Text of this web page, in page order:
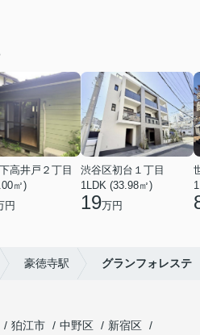
高井戸２丁目
㎡)
円
渋谷区初台１丁目
1LDK (33.98㎡)
19万円
豪徳寺駅 グランフォレステ
狛江市 中野区
新宿区